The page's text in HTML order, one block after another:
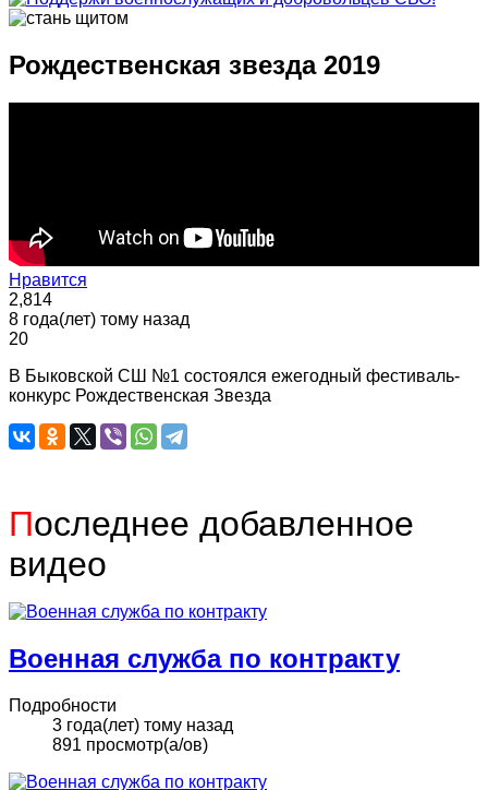
Рождественская звезда 2019
Нравится
2,814
8 года(лет) тому назад
20
В Быковской СШ №1 состоялся ежегодный фестиваль-
конкурс Рождественская Звезда
Последнее добавленное
видео
Военная служба по контракту
Подробности
3 года(лет) тому назад
891 просмотр(а/ов)